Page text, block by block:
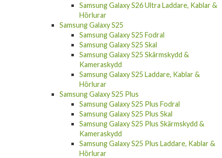
Samsung Galaxy S26 Ultra Laddare, Kablar &
Hörlurar
Samsung Galaxy S25
Samsung Galaxy S25 Fodral
Samsung Galaxy S25 Skal
Samsung Galaxy S25 Skärmskydd &
Kameraskydd
Samsung Galaxy S25 Laddare, Kablar &
Hörlurar
Samsung Galaxy S25 Plus
Samsung Galaxy S25 Plus Fodral
Samsung Galaxy S25 Plus Skal
Samsung Galaxy S25 Plus Skärmskydd &
Kameraskydd
Samsung Galaxy S25 Plus Laddare, Kablar &
Hörlurar